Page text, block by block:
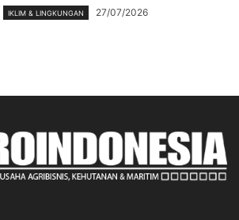
IKLIM & LINGKUNGAN 27/07/2026